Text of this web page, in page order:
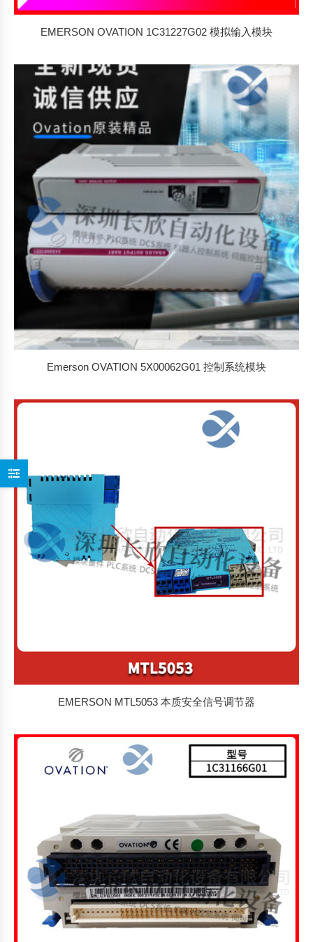
EMERSON OVATION 1C31227G02 模拟输入模块
Emerson OVATION 5X00062G01 控制系统模块
EMERSON MTL5053 本质安全信号调节器